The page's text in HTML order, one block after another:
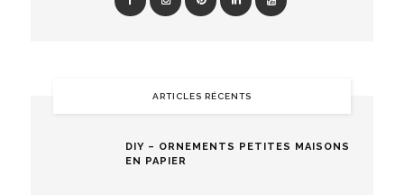
ARTICLES RÉCENTS
DIY – ORNEMENTS PETITES MAISONS
EN PAPIER